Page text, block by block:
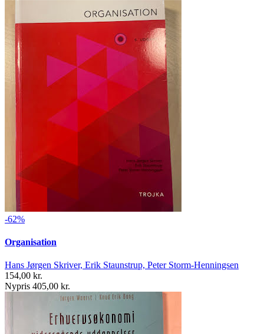
-62%
Organisation
Hans Jørgen Skriver, Erik Staunstrup, Peter Storm-Henningsen
154,00 kr.
Nypris 405,00 kr.